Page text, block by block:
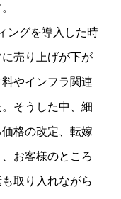
ングを導入した時
売り上げが下が
やインフラ関連
そうした中、細
格の改定、転嫁
お客様のところ
取り入れながら